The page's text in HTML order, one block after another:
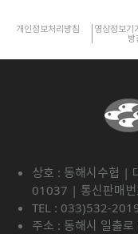
개인정보처리방침
영상정보기
방
상호 : 동해시수협 |
01037 | 통신판매
TEL : 033)532-
주소 : 동해시 일출로